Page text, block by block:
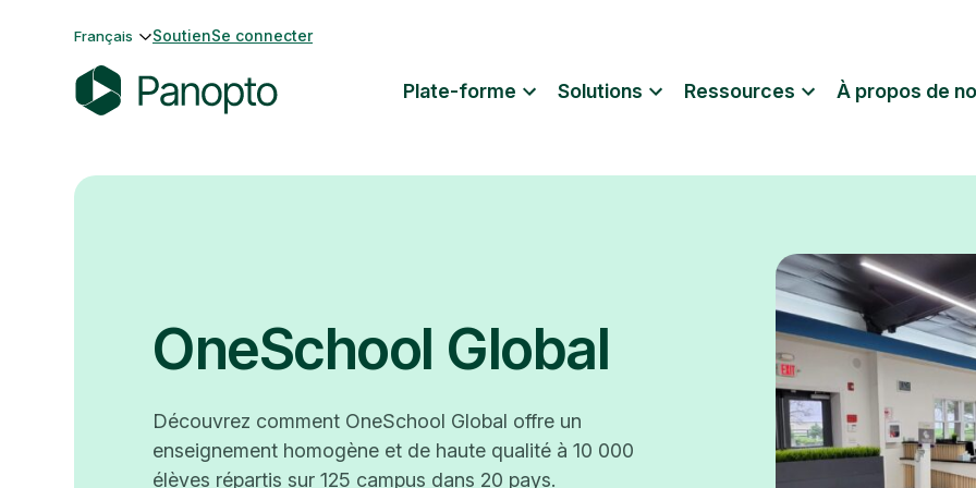
Français SoutienSe connecter
n
Plate-forme Solutions Ressources À propos de
OneSchool Global
Découvrez comment OneSchool Global offre un
enseignement homogène et de haute qualité à 10 000
élèves répartis sur 125 campus dans 20 pays.